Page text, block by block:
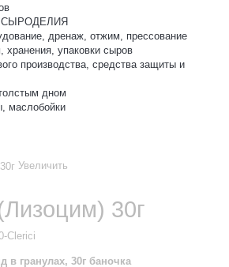
дренаж, отжим, прессование
хранения, упаковки сыров
производства, средства защиты и
дном
маслобойки
Увеличить
30г
Clerici
в гранулах, 30г баночка